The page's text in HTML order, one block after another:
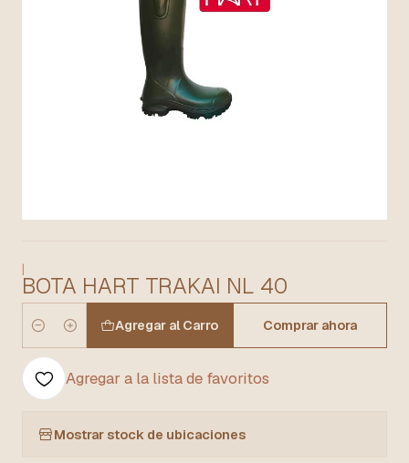
|
BOTA HART TRAKAI NL 40
Cantidad
Agregar al Carro Comprar ahora
Agregar a la lista de favoritos
Mostrar stock de ubicaciones